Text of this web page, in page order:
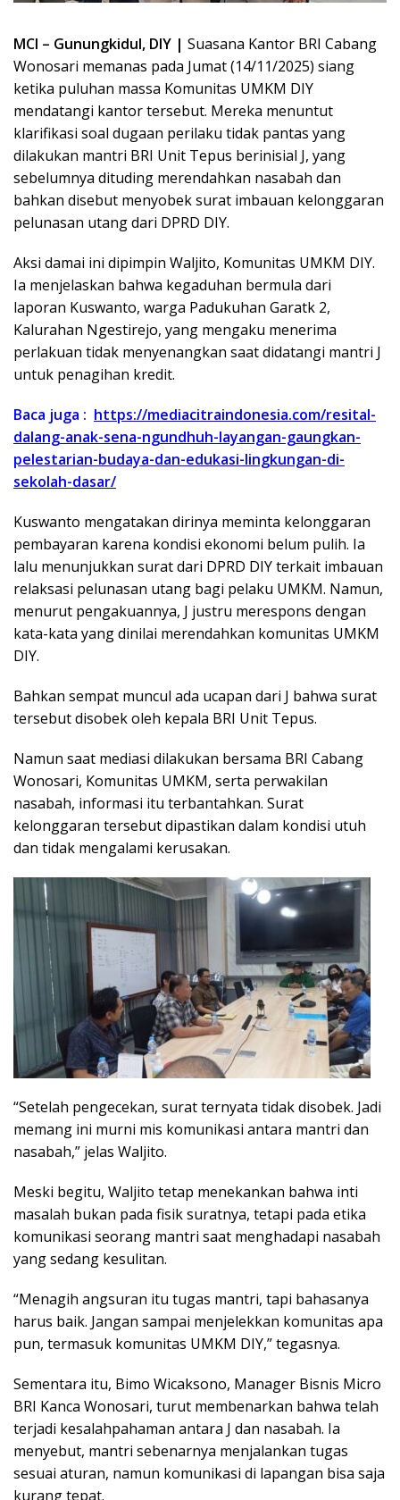
MCI – Gunungkidul, DIY | Suasana Kantor BRI Cabang
Wonosari memanas pada Jumat (14/11/2025) siang
ketika puluhan massa Komunitas UMKM DIY
mendatangi kantor tersebut. Mereka menuntut
klarifikasi soal dugaan perilaku tidak pantas yang
dilakukan mantri BRI Unit Tepus berinisial J, yang
sebelumnya dituding merendahkan nasabah dan
bahkan disebut menyobek surat imbauan kelonggaran
pelunasan utang dari DPRD DIY.
Aksi damai ini dipimpin Waljito, Komunitas UMKM DIY.
Ia menjelaskan bahwa kegaduhan bermula dari
laporan Kuswanto, warga Padukuhan Garatk 2,
Kalurahan Ngestirejo, yang mengaku menerima
perlakuan tidak menyenangkan saat didatangi mantri J
untuk penagihan kredit.
Baca juga : https://mediacitraindonesia.com/resital-
dalang-anak-sena-ngundhuh-layangan-gaungkan-
pelestarian-budaya-dan-edukasi-lingkungan-di-
sekolah-dasar/
Kuswanto mengatakan dirinya meminta kelonggaran
pembayaran karena kondisi ekonomi belum pulih. Ia
lalu menunjukkan surat dari DPRD DIY terkait imbauan
relaksasi pelunasan utang bagi pelaku UMKM. Namun,
menurut pengakuannya, J justru merespons dengan
kata-kata yang dinilai merendahkan komunitas UMKM
DIY.
Bahkan sempat muncul ada ucapan dari J bahwa surat
tersebut disobek oleh kepala BRI Unit Tepus.
Namun saat mediasi dilakukan bersama BRI Cabang
Wonosari, Komunitas UMKM, serta perwakilan
nasabah, informasi itu terbantahkan. Surat
kelonggaran tersebut dipastikan dalam kondisi utuh
dan tidak mengalami kerusakan.
“Setelah pengecekan, surat ternyata tidak disobek. Jadi
memang ini murni mis komunikasi antara mantri dan
nasabah,” jelas Waljito.
Meski begitu, Waljito tetap menekankan bahwa inti
masalah bukan pada fisik suratnya, tetapi pada etika
komunikasi seorang mantri saat menghadapi nasabah
yang sedang kesulitan.
“Menagih angsuran itu tugas mantri, tapi bahasanya
harus baik. Jangan sampai menjelekkan komunitas apa
pun, termasuk komunitas UMKM DIY,” tegasnya.
Sementara itu, Bimo Wicaksono, Manager Bisnis Micro
BRI Kanca Wonosari, turut membenarkan bahwa telah
terjadi kesalahpahaman antara J dan nasabah. Ia
menyebut, mantri sebenarnya menjalankan tugas
sesuai aturan, namun komunikasi di lapangan bisa saja
kurang tepat.